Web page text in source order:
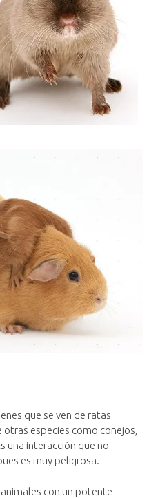
que se ven de ratas
especies como conejos,
una interacción que no
es muy peligrosa.
con un potente